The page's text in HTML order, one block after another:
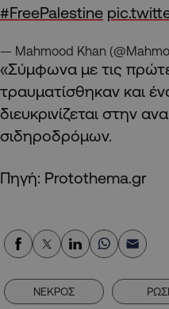
#FreePalestine
— Mahmood Khan
«Σύμφωνα με τις
τραυματίσθηκαν και
διευκρινίζεται στην
σιδηροδρόμων.
Πηγή: Protothema.gr
ΝΕΚΡΟΣ